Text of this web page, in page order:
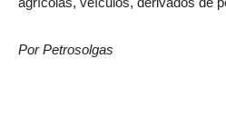
Por Petrosolgas